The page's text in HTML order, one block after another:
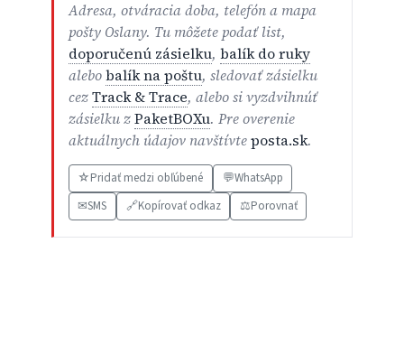
Adresa, otváracia doba, telefón a mapa
pošty Oslany. Tu môžete podať list,
doporučenú zásielku, balík do ruky
alebobalík na poštu, sledovať zásielku
cezTrack & Trace, alebo si vyzdvihnúť
zásielku zPaketBOXu. Pre overenie
aktuálnych údajov navštívteposta.sk.
☆Pridať medzi obľúbené 💬WhatsApp
✉SMS 🔗Kopírovať odkaz ⚖️Porovnať